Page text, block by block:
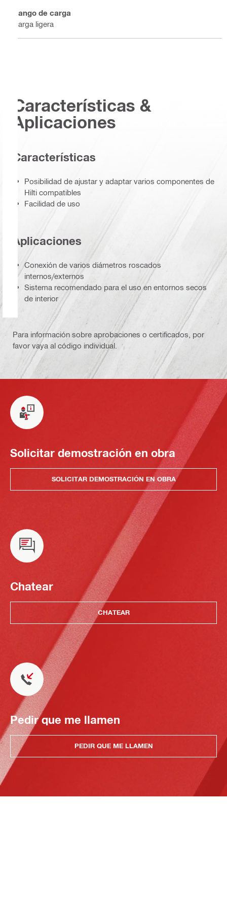
Rango de carga
Carga ligera
Características &
Aplicaciones
Características
Posibilidad de ajustar y adaptar varios componentes de
Hilti compatibles
Facilidad de uso
Aplicaciones
Conexión de varios diámetros roscados
internos/externos
Sistema recomendado para el uso en entornos secos
de interior
Para información sobre aprobaciones o certificados, por
favor vaya al código individual.
Solicitar demostración en obra
SOLICITAR DEMOSTRACIÓN EN OBRA
Chatear
CHATEAR
Pedir que me llamen
PEDIR QUE ME LLAMEN